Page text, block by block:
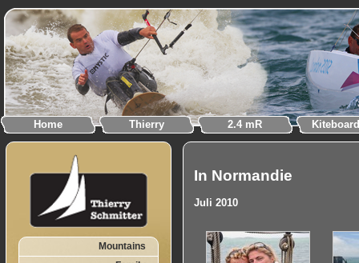
Home Thierry 2.4 mR
In Normandie
Juli 2010
Mountains